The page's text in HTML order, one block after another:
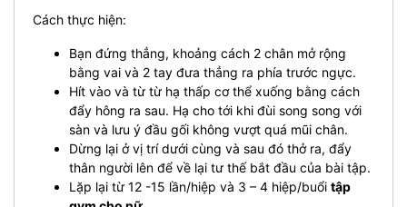
Cách thực hiện:
Bạn đứng thẳng, khoảng cách 2 chân mở rộng
bằng vai và 2 tay đưa thẳng ra phía trước ngực.
Hít vào và từ từ hạ thấp cơ thể xuống bằng cách
đẩy hông ra sau. Hạ cho tới khi đùi song song với
sàn và lưu ý đầu gối không vượt quá mũi chân.
Dừng lại ở vị trí dưới cùng và sau đó thở ra, đẩy
thân người lên để về lại tư thế bắt đầu của bài tập.
Lặp lại từ 12 -15 lần/hiệp và 3 – 4 hiệp/buổi tập